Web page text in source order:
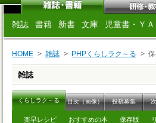
雑誌 書籍 新書 文庫 児童書・ＹＡ
HOME 雑誌 PHPくらしラク～る
雑誌
くらしラク～る 目次（画像） 投稿募集
楽早レシピ おすすめの本 保存版